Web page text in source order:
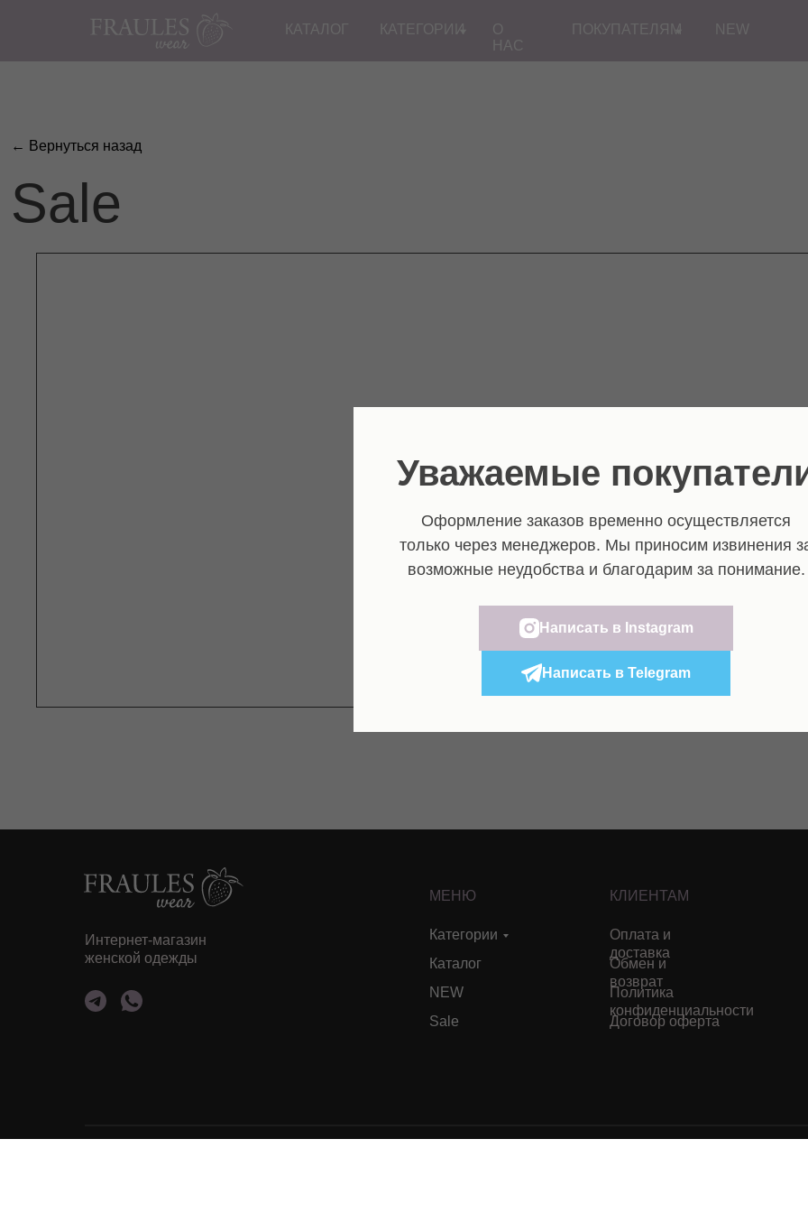
ПОКУПАТЕЛЯМ
КАТЕГОРИИ
КАТАЛОГ NEW
О
НАС
Уважаемые
Оформление заказов временно осуществляется
только через менеджеров. Мы приносим извинения
возможные неудобства и благодарим за понимание.
Написать в Instagram
Написать в Telegram
Sale
← Вернуться назад
ERROR: Category is not found
Интернет-магазин
женской одежды
МЕНЮ
Категории
Каталог
NEW
Sale
КЛИЕНТАМ
Оплата и
доставка
Обмен и
возврат
Политика
конфиденциальности
Договор оферта